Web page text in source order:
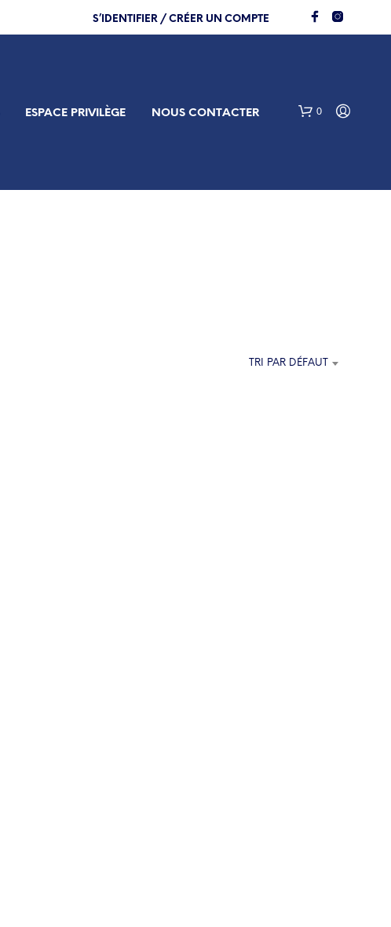
S’IDENTIFIER / CRÉER UN COMPTE
ESPACE PRIVILÈGE NOUS CONTACTER 0
TRI PAR DÉFAUT